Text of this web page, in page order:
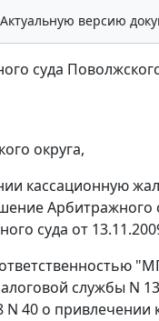
Актуальную версию
суда
округа,
кассационную
Арбитражного
суда от
службы N
40 о привлечении